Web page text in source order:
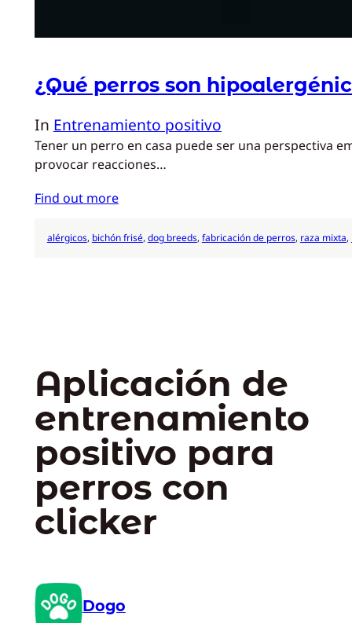
¿Qué perros son
In Entrenamiento positivo
Tener un perro en casa puede ser una perspectiva
provocar reacciones…
Find out more
alérgicos, bichón frisé, dog breeds, fabricación de perros, raza mixta,
Aplicación de
entrenamiento
positivo para
perros con
clicker
Dogo